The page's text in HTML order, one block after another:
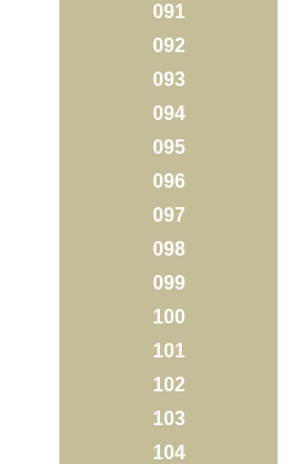
091
092
093
094
095
096
097
098
099
100
101
102
103
104